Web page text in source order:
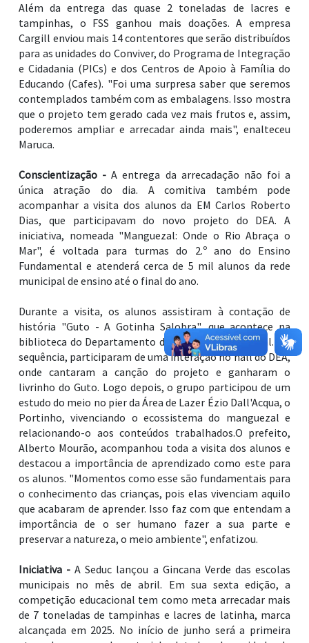
Além da entrega das quase 2 toneladas de lacres e
tampinhas, o FSS ganhou mais doações. A empresa
Cargill enviou mais 14 contentores que serão distribuídos
para as unidades do Conviver, do Programa de Integração
e Cidadania (PICs) e dos Centros de Apoio à Família do
Educando (Cafes). "Foi uma surpresa saber que seremos
contemplados também com as embalagens. Isso mostra
que o projeto tem gerado cada vez mais frutos e, assim,
poderemos ampliar e arrecadar ainda mais", enalteceu
Maruca.
Conscientização -A entrega da arrecadação não foi a
única atração do dia. A comitiva também pode
acompanhar a visita dos alunos da EM Carlos Roberto
Dias, que participavam do novo projeto do DEA. A
iniciativa, nomeada "Manguezal: Onde o Rio Abraça o
Mar", é voltada para turmas do 2.º ano do Ensino
Fundamental e atenderá cerca de 5 mil alunos da rede
municipal de ensino até o final do ano.
Durante a visita, os alunos assistiram à contação de
história "Guto - A Gotinha Salobra", que acontece na
biblioteca do Departamento de Educação Ambiental. Na
sequência, participaram de uma interação no hall do DEA,
onde cantaram a canção do projeto e ganharam o
livrinho do Guto. Logo depois, o grupo participou de um
estudo do meio no pier da Área de Lazer Ézio Dall'Acqua, o
Portinho, vivenciando o ecossistema do manguezal e
relacionando-o aos conteúdos trabalhados.O prefeito,
Alberto Mourão, acompanhou toda a visita dos alunos e
destacou a importância de aprendizado como este para
os alunos. "Momentos como esse são fundamentais para
o conhecimento das crianças, pois elas vivenciam aquilo
que acabaram de aprender. Isso faz com que entendam a
importância de o ser humano fazer a sua parte e
preservar a natureza, o meio ambiente", enfatizou.
Iniciativa -A Seduc lançou a Gincana Verde das escolas
municipais no mês de abril. Em sua sexta edição, a
competição educacional tem como meta arrecadar mais
de 7 toneladas de tampinhas e lacres de latinha, marca
alcançada em 2025. No início de junho será a primeira